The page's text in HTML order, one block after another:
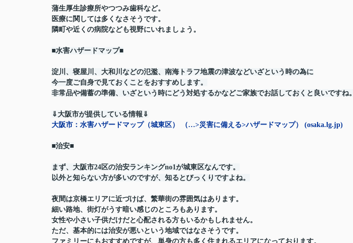
蒲生厚生診療所やつつみ歯科など。
医療に関しては多くなさそうです。
隣町や近くの病院なども視野にいれましょう。
■水害ハザードマップ■
淀川、寝屋川、大和川などの氾濫、南海トラフ地震の津波などいざという時の為に
今一度ご自身で見ておくことをおすすめします。
非常品や備蓄の準備、いざという時にどう対処するかなどご家族でお話しておくと良いですね。
⇓大阪市が提供している情報⇓
大阪市：水害ハザードマップ（城東区） （…>災害に備える>ハザードマップ） (osaka.lg.jp)
■治安■
まず、大阪市24区の治安ランキングno1が城東区なんです。
以外と知らない方が多いのですが、知るとびっくりですよね。
夜間は京橋エリアに近づけば、繁華街の雰囲気はあります。
細い路地、街灯がうす暗い感じのところもあります。
女性や小さい子供だけだと心配される方もいるかもしれません。
ただ、基本的には治安が悪いという地域ではなさそうです。
ファミリーにもおすすめですが、単身の方も多く住まれるエリアになっております。